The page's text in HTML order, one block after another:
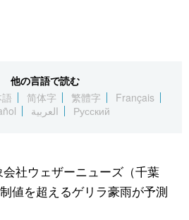
Русский
他の言語で読む
简体字 繁體字
Français
العربية Русский
社ウェザーニューズ（千葉
値を超えるゲリラ豪雨が予測